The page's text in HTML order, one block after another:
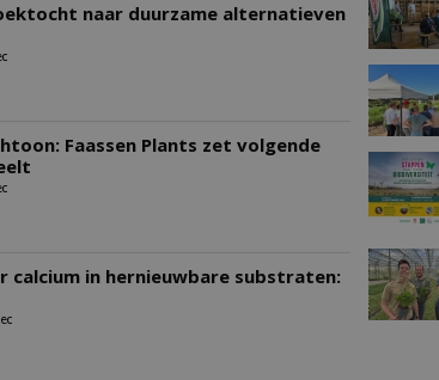
naar duurzame alternatieven
Faassen Plants zet volgende
calcium in hernieuwbare substraten: